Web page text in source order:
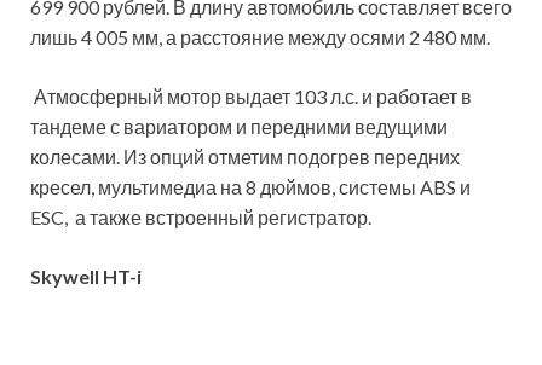
699 900 рублей. В длину автомобиль составляет всего
лишь 4 005 мм, а расстояние между осями 2 480 мм.
Атмосферный мотор выдает 103 л.с. и работает в
тандеме с вариатором и передними ведущими
колесами. Из опций отметим подогрев передних
кресел, мультимедиа на 8 дюймов, системы ABS и
ESC, а также встроенный регистратор.
Skywell HT-i